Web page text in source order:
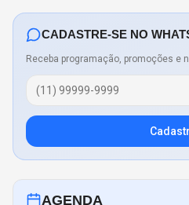
CADASTRE-SE NO
Receba programação, promoções e
AGENDA